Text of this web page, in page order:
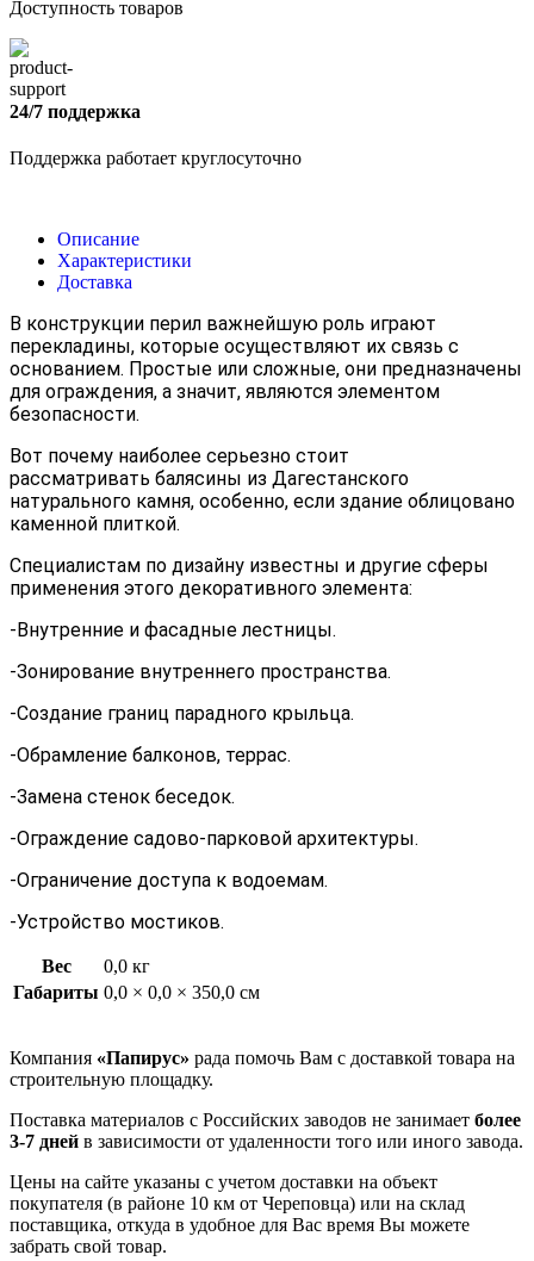
Доступность товаров
24/7 поддержка
Поддержка работает круглосуточно
Описание
Характеристики
Доставка
В конструкции перил важнейшую роль играют
перекладины, которые осуществляют их связь с
основанием. Простые или сложные, они предназначены
для ограждения, а значит, являются элементом
безопасности.
Вот почему наиболее серьезно стоит
рассматривать балясины из Дагестанского
натурального камня, особенно, если здание облицовано
каменной плиткой.
Специалистам по дизайну известны и другие сферы
применения этого декоративного элемента:
-Внутренние и фасадные лестницы.
-Зонирование внутреннего пространства.
-Создание границ парадного крыльца.
-Обрамление балконов, террас.
-Замена стенок беседок.
-Ограждение садово-парковой архитектуры.
-Ограничение доступа к водоемам.
-Устройство мостиков.
Вес
0,0 кг
Габариты 0,0 × 0,0 × 350,0 см
Компания «Папирус» рада помочь Вам с доставкой товара на
строительную площадку.
Поставка материалов с Российских заводов не занимает более
3-7 дней в зависимости от удаленности того или иного завода.
Цены на сайте указаны с учетом доставки на объект
покупателя (в районе 10 км от Череповца) или на склад
поставщика, откуда в удобное для Вас время Вы можете
забрать свой товар.